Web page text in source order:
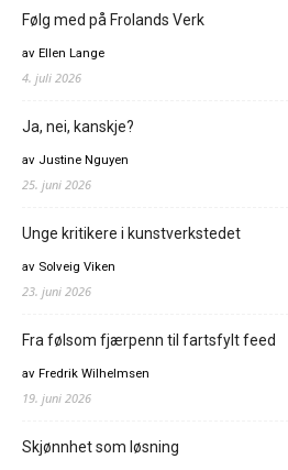
Følg med på Frolands Verk
av Ellen Lange
4. juli 2026
Ja, nei, kanskje?
av Justine Nguyen
25. juni 2026
Unge kritikere i kunstverkstedet
av Solveig Viken
23. juni 2026
Fra følsom fjærpenn til fartsfylt feed
av Fredrik Wilhelmsen
19. juni 2026
Skjønnhet som løsning